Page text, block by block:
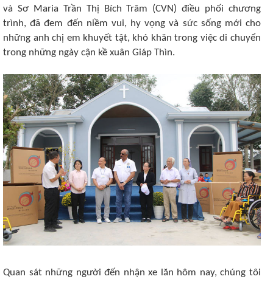
và Sơ Maria Trần Thị Bích Trâm (CVN) điều phối chương
trình, đã đem đến niềm vui, hy vọng và sức sống mới cho
những anh chị em khuyết tật, khó khăn trong việc di chuyển
trong những ngày cận kề xuân Giáp Thìn.
Quan sát những người đến nhận xe lăn hôm nay, chúng tôi